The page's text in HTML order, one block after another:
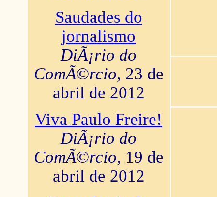
Saudades do
jornalismo
DiÃ¡rio do
ComÃ©rcio, 23 de
abril de 2012
Viva Paulo Freire!
DiÃ¡rio do
ComÃ©rcio, 19 de
abril de 2012